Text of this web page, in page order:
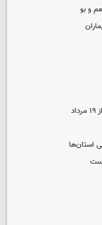
و بو
استان‌ها